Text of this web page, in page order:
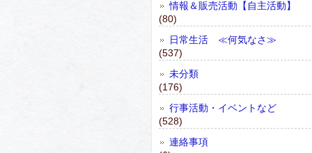
情報＆販売活動【自主活動】
(80)
日常生活 ≪何気なさ≫
(537)
未分類
(176)
行事活動・イベントなど
(528)
連絡事項